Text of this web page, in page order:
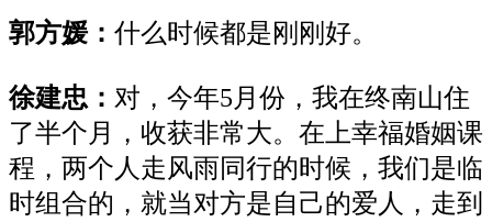
郭方媛： 什么时候都是刚刚好。
徐建忠 ： 对，今年5月份，我在终南山住
了半个月，收获非常大。在上幸福婚姻课
程，两个人走风雨同行的时候，我们是临
时组合的，就当对方是自己的爱人，走到